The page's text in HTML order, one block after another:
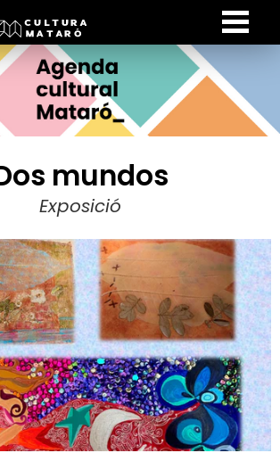
mundos
Exposició